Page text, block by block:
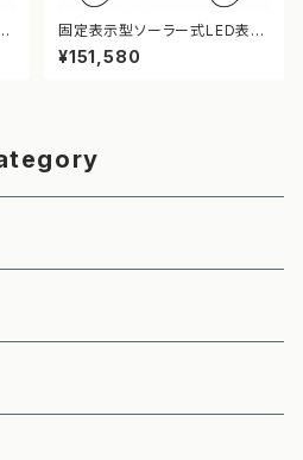
固定表示型ソーラー式LED表示
板 ドットサイン【最徐行】【NETI
S登録】
¥151,580